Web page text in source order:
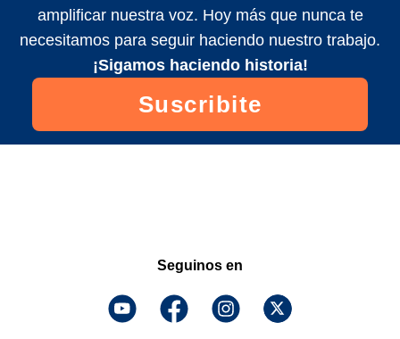
amplificar nuestra voz. Hoy más que nunca te
necesitamos para seguir haciendo nuestro trabajo.
¡Sigamos haciendo historia!
Suscribite
Seguinos en